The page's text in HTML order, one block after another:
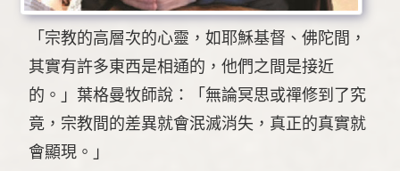
「宗教的高層次的心靈，如耶穌基督、佛陀間，
其實有許多東西是相通的，他們之間是接近
的。」葉格曼牧師說：「無論冥思或禪修到了究
竟，宗教間的差異就會泯滅消失，真正的真實就
會顯現。」